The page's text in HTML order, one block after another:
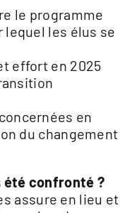
le programme
lequel les élus se
effort en 2025
en
du changement
été confronté ?
assure en lieu et